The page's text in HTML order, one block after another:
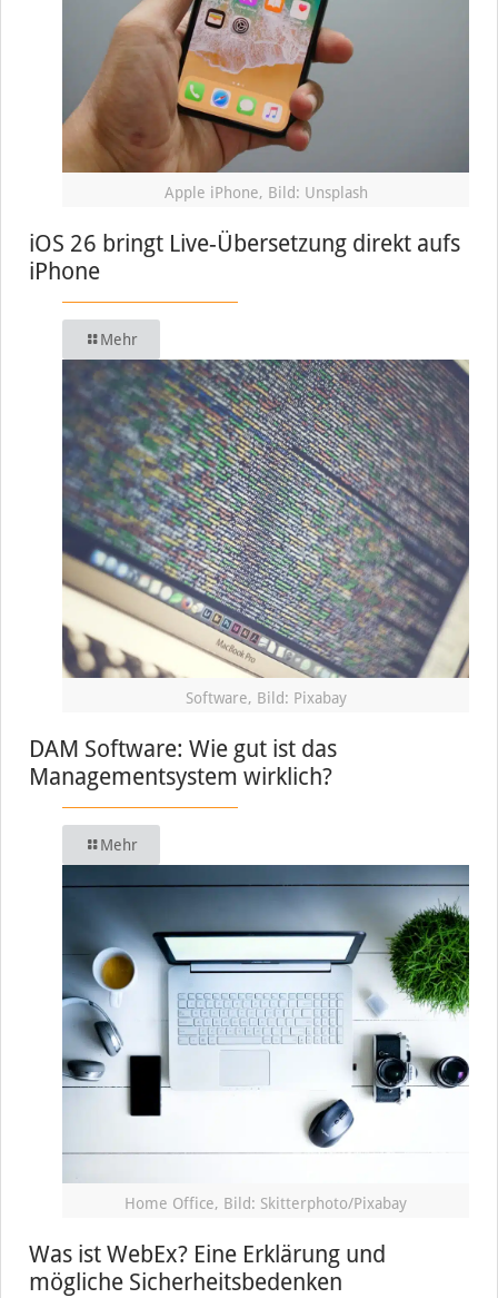
Apple iPhone, Bild: Unsplash
iOS 26 bringt Live-Übersetzung direkt aufs
iPhone
Mehr
Software, Bild: Pixabay
DAM Software: Wie gut ist das
Managementsystem wirklich?
Mehr
Home Office, Bild: Skitterphoto/Pixabay
Was ist WebEx? Eine Erklärung und
mögliche Sicherheitsbedenken